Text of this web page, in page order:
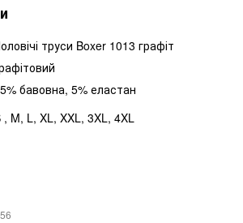
труси Boxer 1013 графіт
бавовна, 5% еластан
, M, L, XL, XXL, 3XL, 4XL